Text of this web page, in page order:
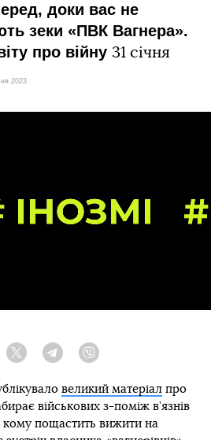
доки вас не
зеки «ПВК Вагнера».
про війну 31 січня
2023
Twitter Telegram
великий матеріал про
військових з-поміж в’язнів
кому пощастить вижити на